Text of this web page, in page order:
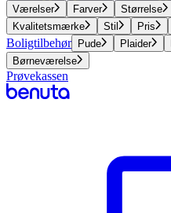
Værelser Farver Størrelse
Kvalitetsmærke
Stil Pris
Boligtilbehør Pude Plaider
Børneværelse
Prøvekassen